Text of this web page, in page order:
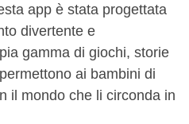
app è stata progettata
divertente e
gamma di giochi, storie
ai bambini di
il mondo che li circonda in